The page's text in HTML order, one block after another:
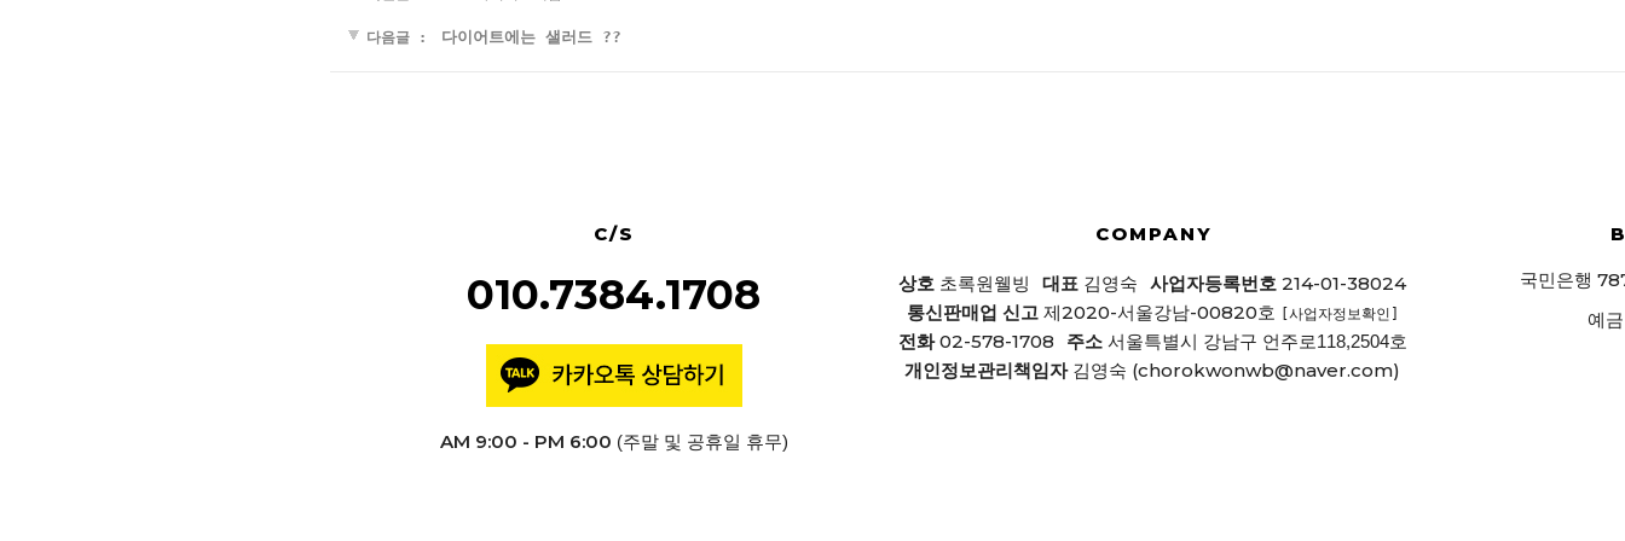
다음글 : 다이어트에는 샐러드 ??
C/S
010.7384.1708
AM 9:00 - PM 6:00 (주말 및 공휴일 휴무)
COMPANY
상호 초록원웰빙 대표 김영숙 사업자등록번호 214-01-38024
통신판매업 신고 제2020-서울강남-00820호 [사업자정보확인]
전화 02-578-1708 주소서울특별시 강남구 언주로118,2504호
개인정보관리책임자김영숙 (chorokwonwb@naver.com)
국민은행
예